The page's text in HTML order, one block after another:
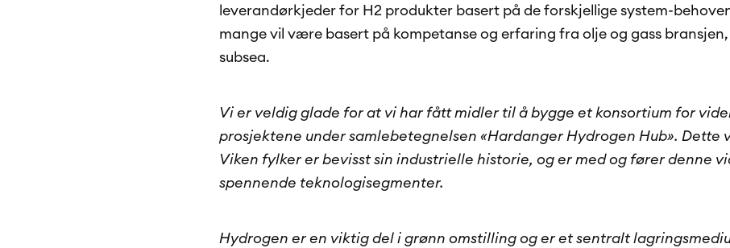
leverandørkjeder for H2 produkter basert på de forskjellige system-
mange vil være basert på kompetanse og erfaring fra olje og gass bransjen,
subsea.
Vi er veldig glade for at vi har fått midler til å bygge et konsortium for
prosjektene under samlebetegnelsen «Hardanger Hydrogen Hub». Dette
Viken fylker er bevisst sin industrielle historie, og er med og fører denne
spennende teknologisegmenter.
Hydrogen er en viktig del i grønn omstilling og er et sentralt